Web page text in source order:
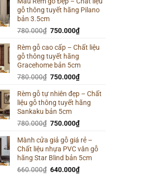
800.000₫.là:
gỗ thông tuyết hãng Pilano
bản 3.5cm
780.000₫ Giá
là:
780.000₫.
750.000₫Giá
tại
750.000₫.
Rèm gỗ cao cấp – Chất liệu
gỗ thông tuyết hãng
Gracehome bản 5cm
780.000₫ Giá
là:
780.000₫.
750.000₫Giá
tại
là:
Rèm gỗ tự nhiên đẹp – Chất
liệu gỗ thông tuyết hãng
Sankaku bản 5cm
780.000₫ Giá
là:
780.000₫.
750.000₫Giá
tại
là:
750.000₫.
Mành cửa giả gỗ giá rẻ –
Chất liệu nhựa PVC vân gỗ
hãng Star Blind bản 5cm
660.000₫ Giá
640.000₫Giá